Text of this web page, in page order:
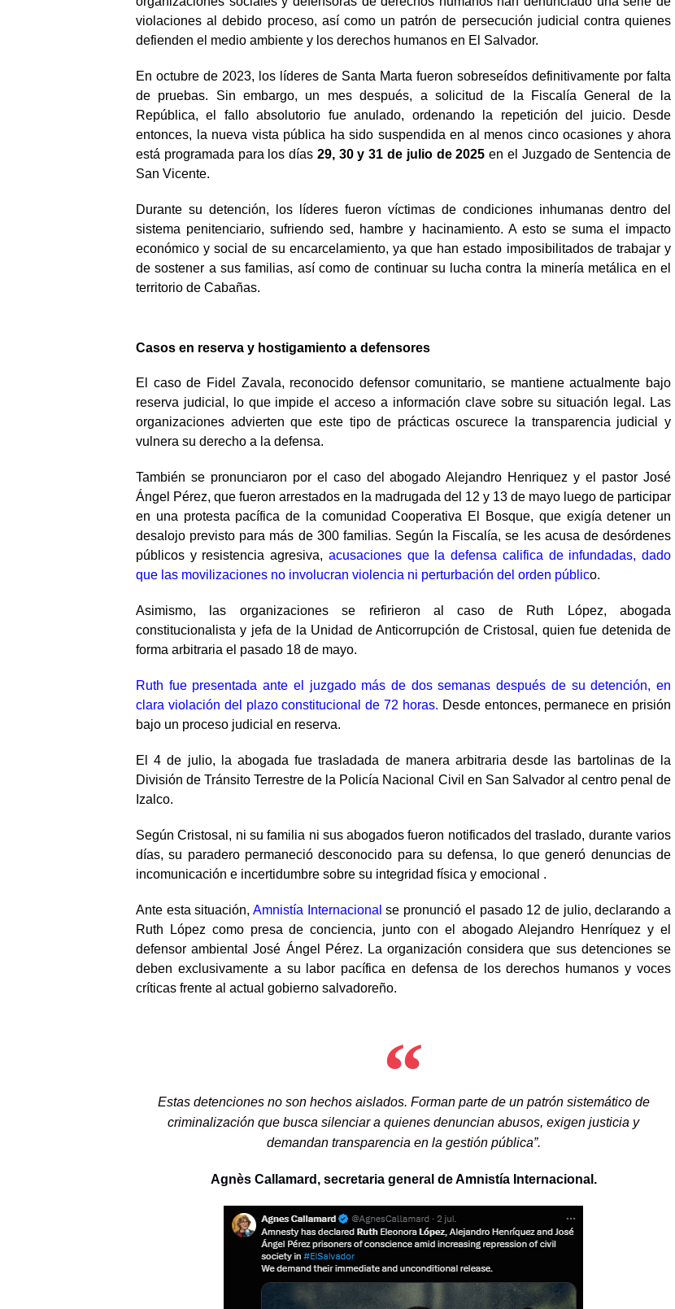
violaciones al debido proceso, así como un patrón de persecución judicial contra quienes
defienden el medio ambiente y los derechos humanos en El Salvador.
En octubre de 2023, los líderes de Santa Marta fueron sobreseídos definitivamente por falta
de pruebas. Sin embargo, un mes después, a solicitud de la Fiscalía General de la
República, el fallo absolutorio fue anulado, ordenando la repetición del juicio. Desde
entonces, la nueva vista pública ha sido suspendida en al menos cinco ocasiones y ahora
está programada para los días 29, 30 y 31 de julio de 2025 en el Juzgado de Sentencia de
San Vicente.
Durante su detención, los líderes fueron víctimas de condiciones inhumanas dentro del
sistema penitenciario, sufriendo sed, hambre y hacinamiento. A esto se suma el impacto
económico y social de su encarcelamiento, ya que han estado imposibilitados de trabajar y
de sostener a sus familias, así como de continuar su lucha contra la minería metálica en el
territorio de Cabañas.
Casos en reserva y hostigamiento a defensores
El caso de Fidel Zavala, reconocido defensor comunitario, se mantiene actualmente bajo
reserva judicial, lo que impide el acceso a información clave sobre su situación legal. Las
organizaciones advierten que este tipo de prácticas oscurece la transparencia judicial y
vulnera su derecho a la defensa.
También se pronunciaron por el caso del abogado Alejandro Henriquez y el pastor José
Ángel Pérez, que fueron arrestados en la madrugada del 12 y 13 de mayo luego de participar
en una protesta pacífica de la comunidad Cooperativa El Bosque, que exigía detener un
desalojo previsto para más de 300 familias. Según la Fiscalía, se les acusa de desórdenes
públicos y resistencia agresiva, acusaciones que la defensa califica de infundadas, dado
que las movilizaciones no involucran violencia ni perturbación del orden público.
Asimismo, las organizaciones se refirieron al caso de Ruth López, abogada
constitucionalista y jefa de la Unidad de Anticorrupción de Cristosal, quien fue detenida de
forma arbitraria el pasado 18 de mayo.
Ruth fue presentada ante el juzgado más de dos semanas después de su detención, en
clara violación del plazo constitucional de 72 horas. Desde entonces, permanece en prisión
bajo un proceso judicial en reserva.
El 4 de julio, la abogada fue trasladada de manera arbitraria desde las bartolinas de la
División de Tránsito Terrestre de la Policía Nacional Civil en San Salvador al centro penal de
Izalco.
Según Cristosal, ni su familia ni sus abogados fueron notificados del traslado, durante varios
días, su paradero permaneció desconocido para su defensa, lo que generó denuncias de
incomunicación e incertidumbre sobre su integridad física y emocional .
Ante esta situación,Amnistía Internacional se pronunció el pasado 12 de julio, declarando a
Ruth López como presa de conciencia, junto con el abogado Alejandro Henríquez y el
defensor ambiental José Ángel Pérez. La organización considera que sus detenciones se
deben exclusivamente a su labor pacífica en defensa de los derechos humanos y voces
críticas frente al actual gobierno salvadoreño.
Estas detenciones no son hechos aislados. Forman parte de un patrón sistemático de
criminalización que busca silenciar a quienes denuncian abusos, exigen justicia y
demandan transparencia en la gestión pública”.
Agnès Callamard, secretaria general de Amnistía Internacional.